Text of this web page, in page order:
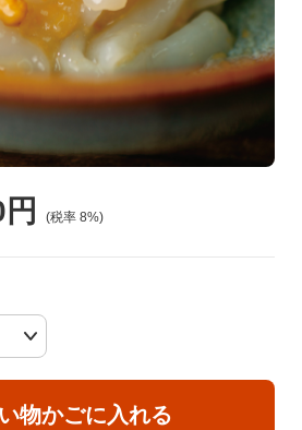
直送便（カタログ）
（カタログ）
コーナー
んこ市場
おき どさんこ市場
（金曜日）
ッズ
(税率 8%)
物かごに入れる